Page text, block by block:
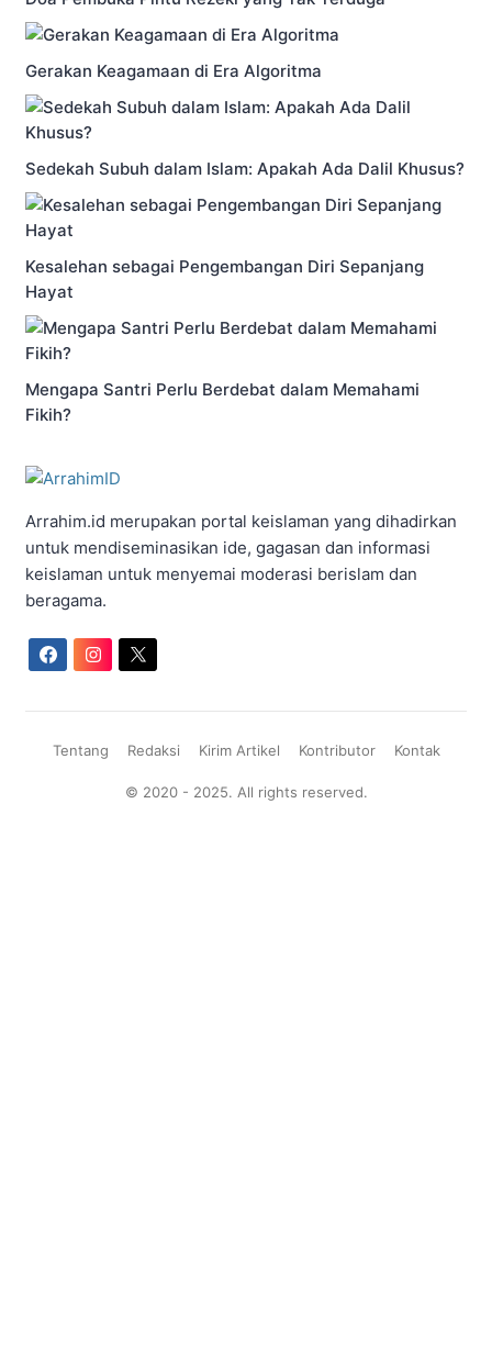
Gerakan Keagamaan di Era Algoritma
Sedekah Subuh dalam Islam: Apakah Ada Dalil Khusus?
Kesalehan sebagai Pengembangan Diri Sepanjang
Hayat
Mengapa Santri Perlu Berdebat dalam Memahami
Fikih?
Arrahim.id merupakan portal keislaman yang dihadirkan
untuk mendiseminasikan ide, gagasan dan informasi
keislaman untuk menyemai moderasi berislam dan
beragama.
Tentang Redaksi Kirim Artikel Kontributor Kontak
© 2020 - 2025. All rights reserved.